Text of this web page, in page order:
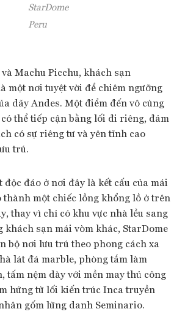
StarDome
Peru
Machu Picchu, khách sạn
một nơi tuyệt vời để chiêm ngưỡng
dãy Andes. Một điểm đến vô cùng
thể tiếp cận bằng lối đi riêng, đảm
có sự riêng tư và yên tĩnh cao
trú.
đáo ở nơi đây là kết cấu của mái
thành một chiếc lồng khổng lồ ở trên
thay vì chỉ có khu vực nhà lều sang
sạn mái vòm khác, StarDome
bộ nơi lưu trú theo phong cách xa
lát đá marble, phòng tắm làm
tấm nệm dày với mền may thủ công
hứng từ lối kiến trúc Inca truyền
gốm lừng danh Seminario.